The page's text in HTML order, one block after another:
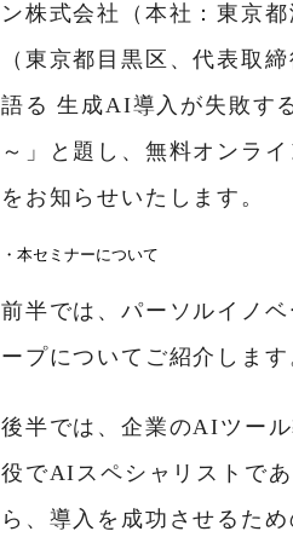
ン株式会社（本社：東京
（東京都目黒区、代表取
語る 生成AI導入が失敗す
～」と題し、無料オンラ
をお知らせいたします。
・本セミナーについて
前半では、パーソルイノ
ープについてご紹介します
後半では、企業のAIツー
役でAIスペシャリストで
ら、導入を成功させるた